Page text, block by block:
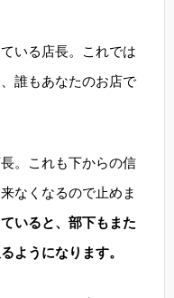
いる店長。これでは
誰もあなたのお店で
。これも下からの信
なくなるので止めま
いると、部下もまた
ようになります。